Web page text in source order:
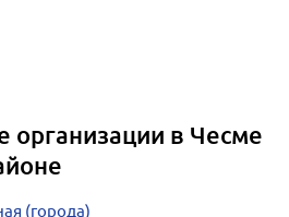
организации в Чесме
(города)